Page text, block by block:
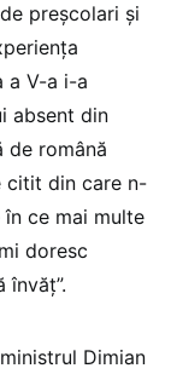
preșcolari și
a V-a i-a
absent din
de română
citit din care n-
în ce mai multe
doresc
Dimian